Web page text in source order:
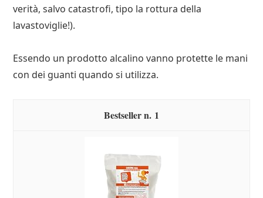
verità, salvo catastrofi, tipo la rottura della
lavastoviglie!).
Essendo un prodotto alcalino vanno protette le mani
con dei guanti quando si utilizza.
1